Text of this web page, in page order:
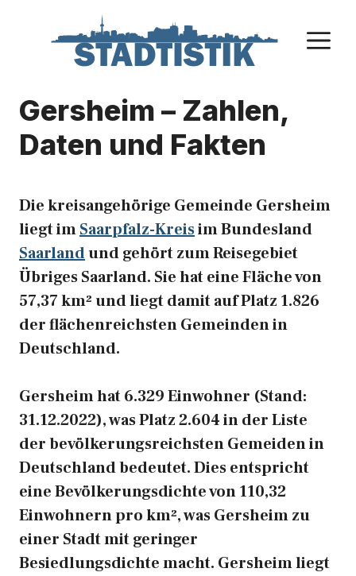
Gersheim – Zahlen,
Daten und Fakten
Die kreisangehörige Gemeinde Gersheim
liegt imSaarpfalz-Kreisim Bundesland
Saarlandund gehört zum Reisegebiet
Übriges Saarland. Sie hat eine Fläche von
57,37 km² und liegt damit auf Platz 1.826
der flächenreichsten Gemeinden in
Deutschland.
Gersheim hat 6.329 Einwohner (Stand:
31.12.2022), was Platz 2.604 in der Liste
der bevölkerungsreichsten Gemeiden in
Deutschland bedeutet. Dies entspricht
eine Bevölkerungsdichte von 110,32
Einwohnern pro km², was Gersheim zu
einer Stadt mit geringer
Besiedlungsdichte macht. Gersheim liegt